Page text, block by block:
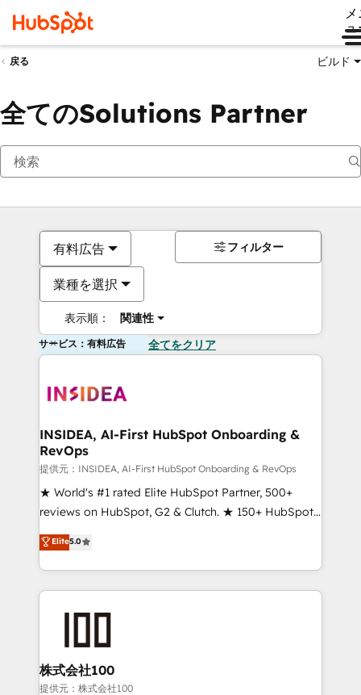
ュ
戻る ビルド
全てのSolutions Partner
有料広告
業種を選択
表示順： 関連性
フィルター
サービス：有料広告 全てをクリア
INSIDEA, AI-First HubSpot Onboarding &
RevOps
提供元：INSIDEA, AI-First HubSpot Onboarding & RevOps
★ World's #1 rated Elite HubSpot Partner, 500+
reviews on HubSpot, G2 & Clutch. ★ 150+ HubSpot
Certified Experts & Trainers across the team ★
1,500+ implementations across five continents ★ AI-
First, RevOps-led, Onboarding obsessed ★
Company of the Year 2024/25 INSIDEA helps
and build AI-powered workflows that drive adoption
from week one, in your time zone. What we do ➤
Onboarding: Live in weeks, with workflows built
Elite5.0
株式会社100
提供元：株式会社100